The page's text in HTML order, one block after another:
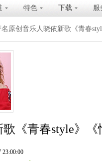
特色 下载 服
名原创音乐人晓依新歌《青春
《青春style》
23:00:00